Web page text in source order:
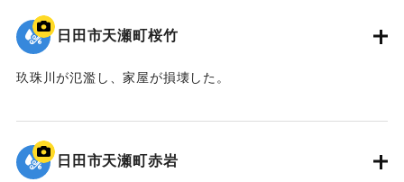
日田市天瀬町桜竹
玖珠川が氾濫し、家屋が損壊した。
2020/7/6｜固有コード:01215078
日田市天瀬町赤岩